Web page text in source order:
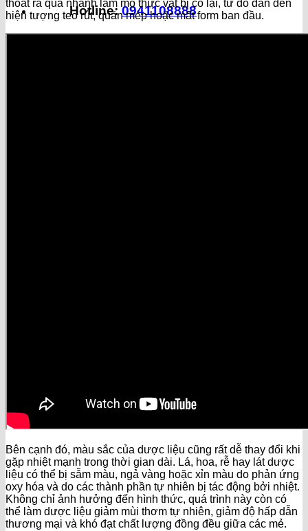
Hotline:0941108888
thoát ra quá nhanh làm mô thực vật bị co lại, từ đó dẫn đến
hiện tượng teo rút, quăn mép hoặc mất form ban đầu.
Bên cạnh đó, màu sắc của dược liệu cũng rất dễ thay đổi khi
gặp nhiệt mạnh trong thời gian dài. Lá, hoa, rễ hay lát dược
liệu có thể bị sẫm màu, ngả vàng hoặc xỉn màu do phản ứng
oxy hóa và do các thành phần tự nhiên bị tác động bởi nhiệt.
Không chỉ ảnh hưởng đến hình thức, quá trình này còn có
thể làm dược liệu giảm mùi thơm tự nhiên, giảm độ hấp dẫn
thương mại và khó đạt chất lượng đồng đều giữa các mẻ.